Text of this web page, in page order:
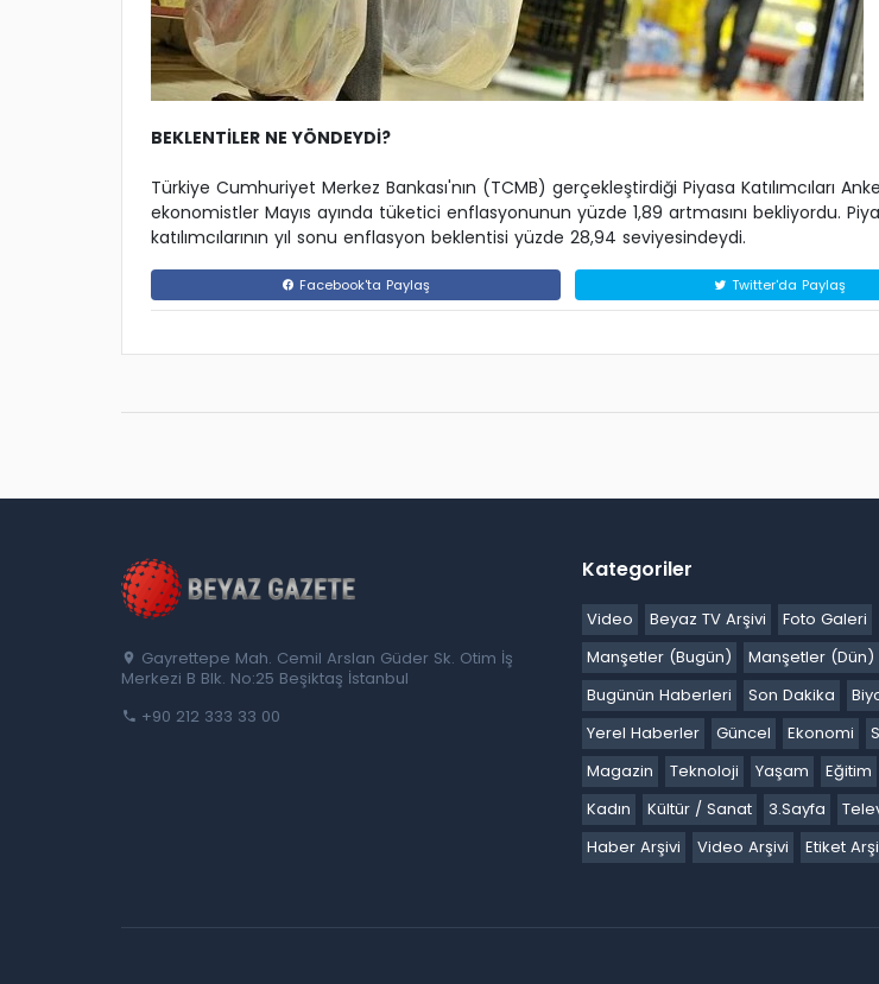
BEKLENTİLER NE YÖNDEYDİ?
Türkiye Cumhuriyet Merkez Bankası'nın (TCMB) gerçekleştirdiği Piyasa Katılımcıları
ekonomistler Mayıs ayında tüketici enflasyonunun yüzde 1,89 artmasını bekliyordu.
katılımcılarının yıl sonu enflasyon beklentisi yüzde 28,94 seviyesindeydi.
Facebook'ta Paylaş Twitter'da Paylaş
Gayrettepe Mah. Cemil Arslan Güder Sk. Otim İş
Merkezi B Blk. No:25 Beşiktaş İstanbul
+90 212 333 33 00
Kategoriler
Video Beyaz TV Arşivi Foto Galeri
Manşetler (Bugün)
Manşetler (Dün)
Bugünün Haberleri
Son Dakika
Yerel Haberler
Güncel Ekonomi
Magazin
Teknoloji Yaşam Eğitim
Kadın
Kültür / Sanat 3.Sayfa
Haber Arşivi
Video Arşivi Etiket